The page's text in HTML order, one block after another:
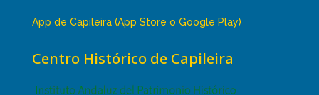
App de Capileira (App Store o Google Play)
Centro Histórico de Capileira